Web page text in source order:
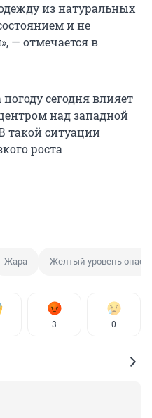
из натуральных
и не
— отмечается в
сегодня влияет
над западной
такой ситуации
роста
Жара Желтый уровень
3 0